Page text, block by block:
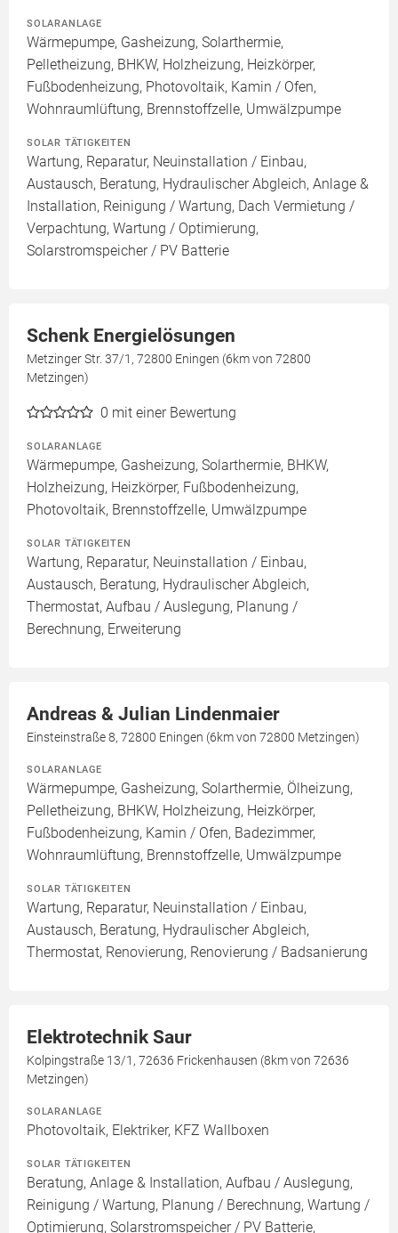
SOLARANLAGE
Wärmepumpe, Gasheizung, Solarthermie,
Pelletheizung, BHKW, Holzheizung, Heizkörper,
Fußbodenheizung, Photovoltaik, Kamin / Ofen,
Wohnraumlüftung, Brennstoffzelle, Umwälzpumpe
SOLAR TÄTIGKEITEN
Wartung, Reparatur, Neuinstallation / Einbau,
Austausch, Beratung, Hydraulischer Abgleich, Anlage &
Installation, Reinigung / Wartung, Dach Vermietung /
Verpachtung, Wartung / Optimierung,
Solarstromspeicher / PV Batterie
Schenk Energielösungen
Metzinger Str. 37/1, 72800 Eningen (6km von 72800
Metzingen)
0 mit einer Bewertung
SOLARANLAGE
Wärmepumpe, Gasheizung, Solarthermie, BHKW,
Holzheizung, Heizkörper, Fußbodenheizung,
Photovoltaik, Brennstoffzelle, Umwälzpumpe
SOLAR TÄTIGKEITEN
Wartung, Reparatur, Neuinstallation / Einbau,
Austausch, Beratung, Hydraulischer Abgleich,
Thermostat, Aufbau / Auslegung, Planung /
Berechnung, Erweiterung
Andreas & Julian Lindenmaier
Einsteinstraße 8, 72800 Eningen (6km von 72800 Metzingen)
SOLARANLAGE
Wärmepumpe, Gasheizung, Solarthermie, Ölheizung,
Pelletheizung, BHKW, Holzheizung, Heizkörper,
Fußbodenheizung, Kamin / Ofen, Badezimmer,
Wohnraumlüftung, Brennstoffzelle, Umwälzpumpe
SOLAR TÄTIGKEITEN
Wartung, Reparatur, Neuinstallation / Einbau,
Austausch, Beratung, Hydraulischer Abgleich,
Thermostat, Renovierung, Renovierung / Badsanierung
Elektrotechnik Saur
Kolpingstraße 13/1, 72636 Frickenhausen (8km von 72636
Metzingen)
SOLARANLAGE
Photovoltaik, Elektriker, KFZ Wallboxen
SOLAR TÄTIGKEITEN
Beratung, Anlage & Installation, Aufbau / Auslegung,
Reinigung / Wartung, Planung / Berechnung, Wartung /
Optimierung, Solarstromspeicher / PV Batterie,